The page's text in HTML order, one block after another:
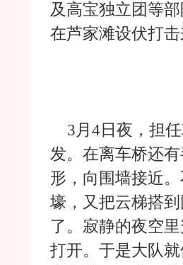
及高宝独立团等
在芦家滩设伏打
3月4日夜，担任
发。在离车桥还
形，向围墙接近
壕，又把云梯搭
了。寂静的夜空
打开。于是大队